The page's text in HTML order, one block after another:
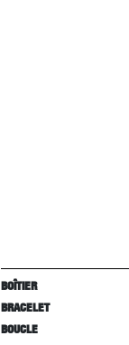
BOÎTIER
BRACELET
BOUCLE